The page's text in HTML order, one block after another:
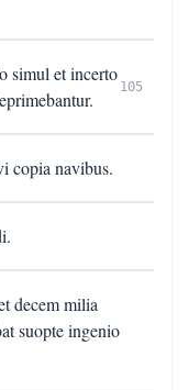
simul et incerto
105
copia navibus.
decem milia
suopte ingenio